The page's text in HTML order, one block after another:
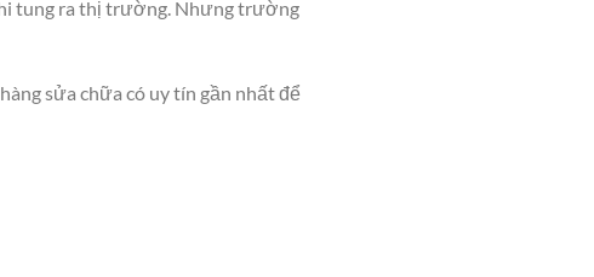
tung ra thị trường. Nhưng trường
sửa chữa có uy tín gần nhất để